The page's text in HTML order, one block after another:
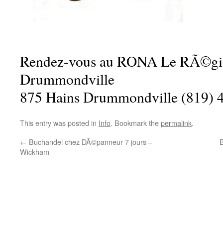
Rendez-vous au RONA Le
Drummondville
875 Hains Drummondville (819)
This entry was posted in Info. Bookmark thepermalink.
← Buchandel chez DÃ©panneur 7 jours –
Wickham